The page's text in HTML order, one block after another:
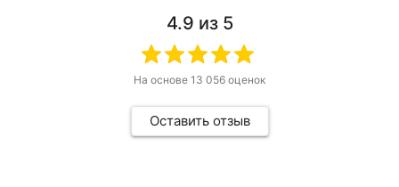
4.9 из 5
На основе 13 056 оценок
Оставить отзыв